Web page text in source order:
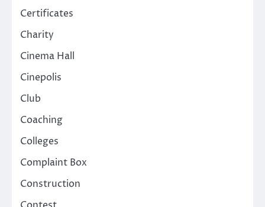
Certificates
Charity
Cinema Hall
Cinepolis
Club
Coaching
Colleges
Complaint Box
Construction